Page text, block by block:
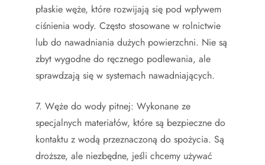
płaskie węże, które rozwijają się pod wpływem
ciśnienia wody. Często stosowane w rolnictwie
lub do nawadniania dużych powierzchni. Nie są
zbyt wygodne do ręcznego podlewania, ale
sprawdzają się w systemach nawadniających.
7. Węże do wody pitnej: Wykonane ze
specjalnych materiałów, które są bezpieczne do
kontaktu z wodą przeznaczoną do spożycia. Są
droższe, ale niezbędne, jeśli chcemy używać